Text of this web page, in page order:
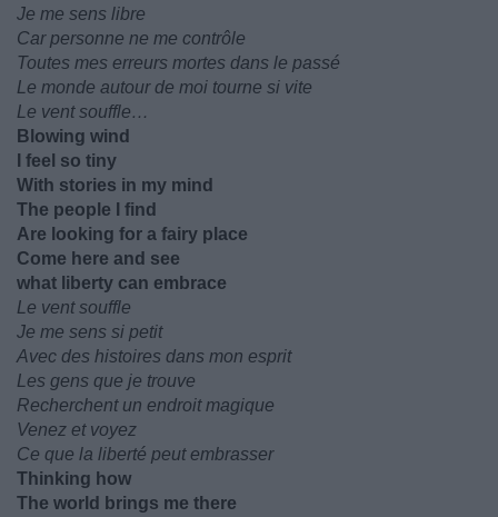
Je me sens libre
Car personne ne me contrôle
Toutes mes erreurs mortes dans le passé
Le monde autour de moi tourne si vite
Le vent souffle…
Blowing wind
I feel so tiny
With stories in my mind
The people I find
Are looking for a fairy place
Come here and see
what liberty can embrace
Le vent souffle
Je me sens si petit
Avec des histoires dans mon esprit
Les gens que je trouve
Recherchent un endroit magique
Venez et voyez
Ce que la liberté peut embrasser
Thinking how
The world brings me there